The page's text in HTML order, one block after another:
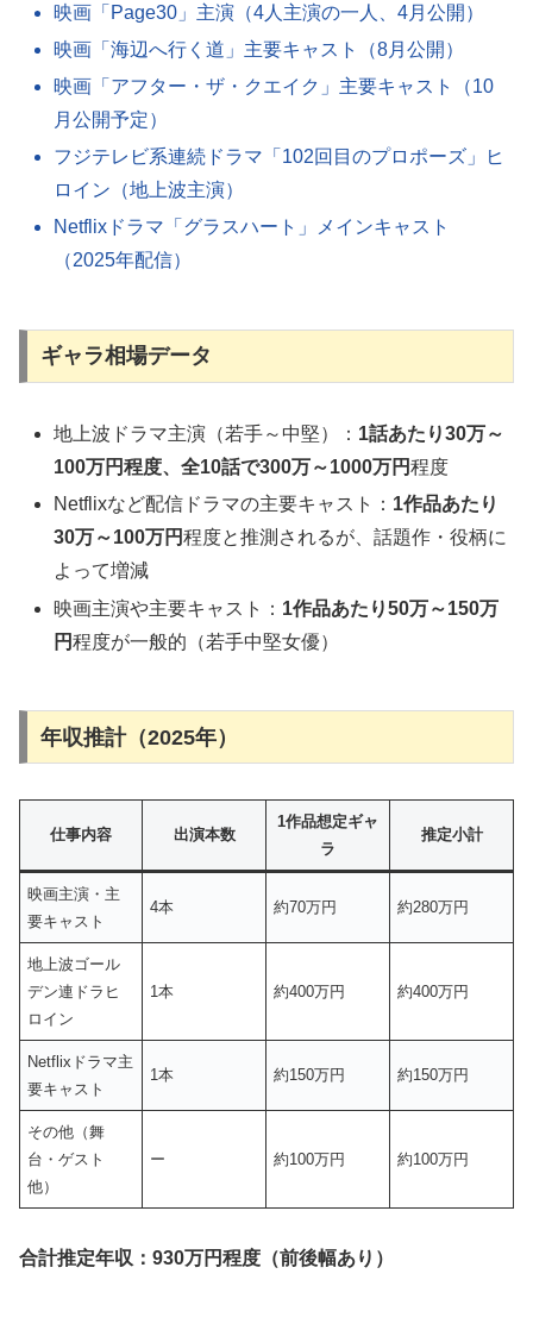
映画「Page30」主演（4人主演の一人、4月公開）
映画「海辺へ行く道」主要キャスト（8月公開）
映画「アフター・ザ・クエイク」主要キャスト（10
月公開予定）
フジテレビ系連続ドラマ「102回目のプロポーズ」ヒ
ロイン（地上波主演）
Netflixドラマ「グラスハート」メインキャスト
（2025年配信）
ギャラ相場データ
地上波ドラマ主演（若手～中堅）： 1話あたり30万～
100万円程度、全10話で300万～1000万円程度
Netflixなど配信ドラマの主要キャスト： 1作品あたり
30万～100万円程度と推測されるが、話題作・役柄に
よって増減
映画主演や主要キャスト： 1作品あたり50万～150万
円程度が一般的（若手中堅女優）
年収推計（2025年）
仕事内容 出演本数
1作品想定ギャ
ラ
推定小計
映画主演・主
要キャスト
4本 約70万円 約280万円
地上波ゴール
デン連ドラヒ
ロイン
1本 約400万円 約400万円
Netflixドラマ主
要キャスト
1本 約150万円 約150万円
その他（舞
台・ゲスト
他）
ー 約100万円 約100万円
合計推定年収：930万円程度（前後幅あり）